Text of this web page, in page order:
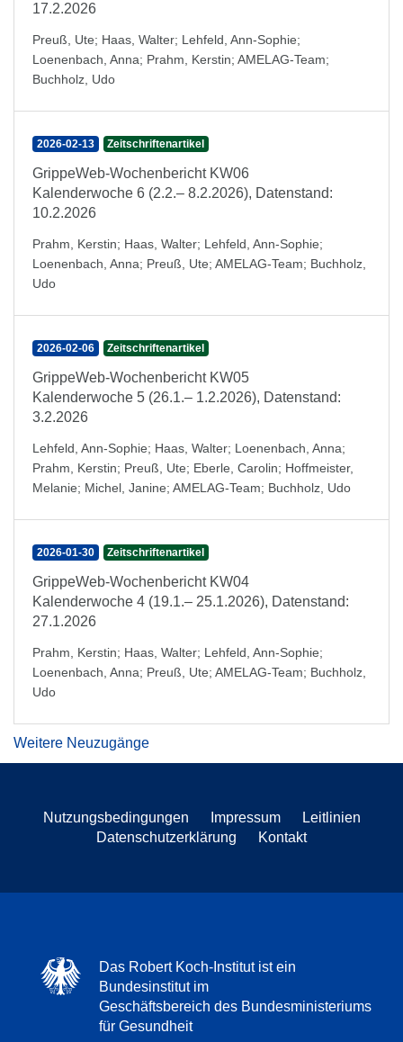
17.2.2026
Preuß, Ute; Haas, Walter; Lehfeld, Ann-Sophie;
Loenenbach, Anna; Prahm, Kerstin; AMELAG-Team;
Buchholz, Udo
2026-02-13 Zeitschriftenartikel
GrippeWeb-Wochenbericht KW06
Kalenderwoche 6 (2.2.– 8.2.2026), Datenstand:
10.2.2026
Prahm, Kerstin; Haas, Walter; Lehfeld, Ann-Sophie;
Loenenbach, Anna; Preuß, Ute; AMELAG-Team; Buchholz,
Udo
2026-02-06 Zeitschriftenartikel
GrippeWeb-Wochenbericht KW05
Kalenderwoche 5 (26.1.– 1.2.2026), Datenstand:
3.2.2026
Lehfeld, Ann-Sophie; Haas, Walter; Loenenbach, Anna;
Prahm, Kerstin; Preuß, Ute; Eberle, Carolin; Hoffmeister,
Melanie; Michel, Janine; AMELAG-Team; Buchholz, Udo
2026-01-30 Zeitschriftenartikel
GrippeWeb-Wochenbericht KW04
Kalenderwoche 4 (19.1.– 25.1.2026), Datenstand:
27.1.2026
Prahm, Kerstin; Haas, Walter; Lehfeld, Ann-Sophie;
Loenenbach, Anna; Preuß, Ute; AMELAG-Team; Buchholz,
Udo
Weitere Neuzugänge
Nutzungsbedingungen Impressum
Leitlinien
Datenschutzerklärung
Kontakt
Das Robert Koch-Institut ist ein
Bundesinstitut im
Geschäftsbereich des Bundesministeriums
für Gesundheit